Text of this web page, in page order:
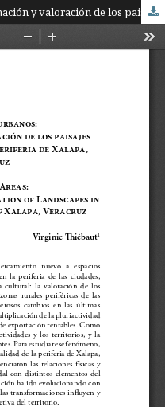
Espacios periurbanos: transformación y valoración de los paisajes en una localidad de la periferia de Xalapa, Veracruz